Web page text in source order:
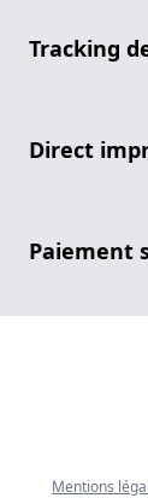
Tracking
Direct
Paiement
Mentions